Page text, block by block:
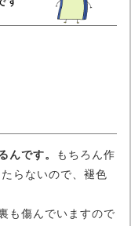
んです。
もちろん作
らないので、褪色
も傷んでいますので